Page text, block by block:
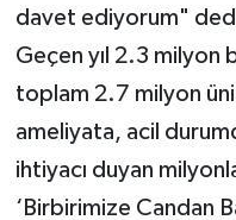
davet ediyorum"
Geçen yıl 2.3 milyon
toplam 2.7 milyon
ameliyata, acil
ihtiyacı duyan
‘Birbirimize Candan